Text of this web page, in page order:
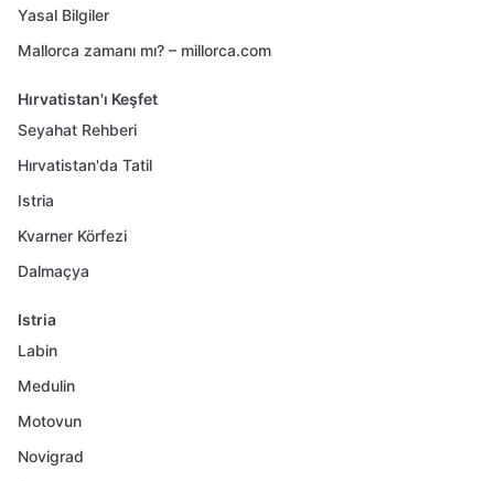
Yasal Bilgiler
Mallorca zamanı mı? – millorca.com
Hırvatistan'ı Keşfet
Seyahat Rehberi
Hırvatistan'da Tatil
Istria
Kvarner Körfezi
Dalmaçya
Istria
Labin
Medulin
Motovun
Novigrad